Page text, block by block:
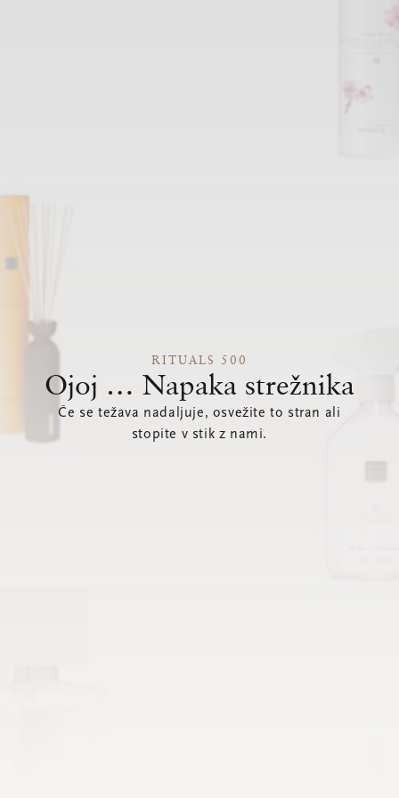
RITUALS 500
Ojoj … Napaka strežnika
Če se težava nadaljuje, osvežite to stran ali
stopite v stik z nami.